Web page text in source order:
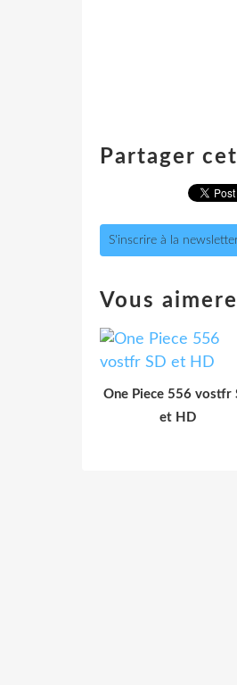
Partager
S'inscrire à la
Vous
One Piece 556 vostfr
et HD